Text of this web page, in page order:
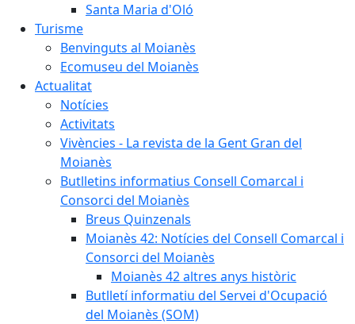
Santa Maria d'Oló
Turisme
Benvinguts al Moianès
Ecomuseu del Moianès
Actualitat
Notícies
Activitats
Vivències - La revista de la Gent Gran del
Moianès
Butlletins informatius Consell Comarcal i
Consorci del Moianès
Breus Quinzenals
Moianès 42: Notícies del Consell Comarcal i
Consorci del Moianès
Moianès 42 altres anys històric
Butlletí informatiu del Servei d'Ocupació
del Moianès (SOM)